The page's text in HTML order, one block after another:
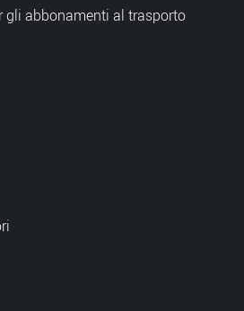
gli abbonamenti al trasporto